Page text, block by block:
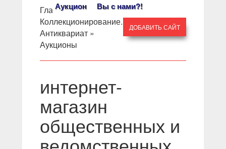
Аукцион
Вы с нами?!
Главная» »
Коллекционирование.
Антиквариат »
Аукционы
ДОБАВИТЬ САЙТ
интернет-
магазин
общественных и